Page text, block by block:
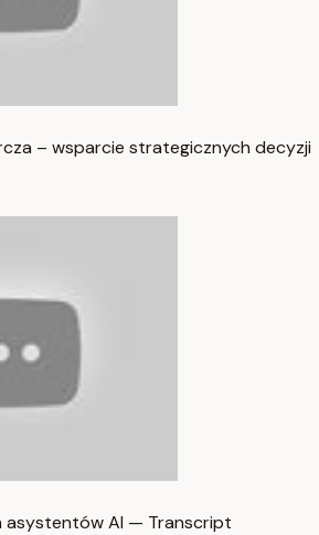
– wsparcie strategicznych decyzji
asystentów AI — Transcript